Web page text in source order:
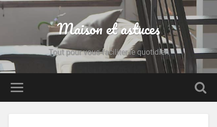
Maison et astuces
Tout pour vous faciliter le quotidien